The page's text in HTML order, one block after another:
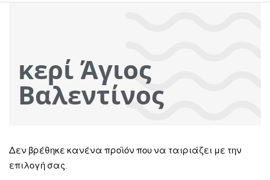
κερί Άγιος
Βαλεντίνος
Δεν βρέθηκε κανένα προϊόν που να ταιριάζει με την
επιλογή σας.